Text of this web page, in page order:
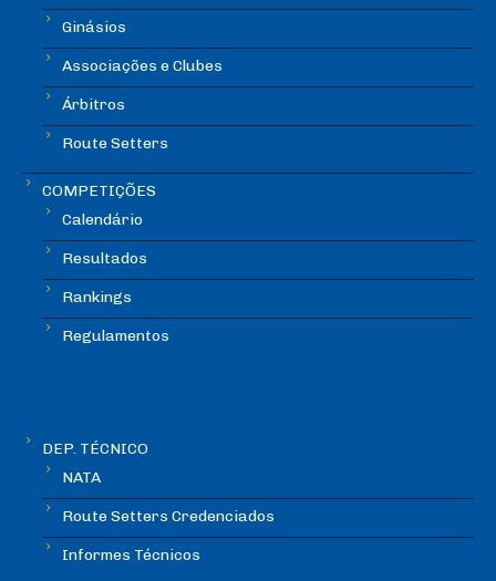
Ginásios
Associações e Clubes
Árbitros
Route Setters
COMPETIÇÕES
Calendário
Resultados
Rankings
Regulamentos
DEP. TÉCNICO
NATA
Route Setters Credenciados
Informes Técnicos